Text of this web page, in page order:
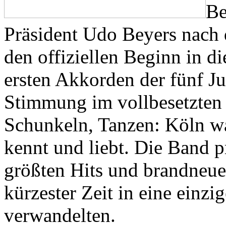
Präsident Udo Beyers
den offiziellen Beginn in
ersten Akkorden der fünf
Stimmung im
Schunkeln, Tanzen: Köln
kennt und liebt. Die Band
größten Hits und
kürzester Zeit in eine
verwandelten.